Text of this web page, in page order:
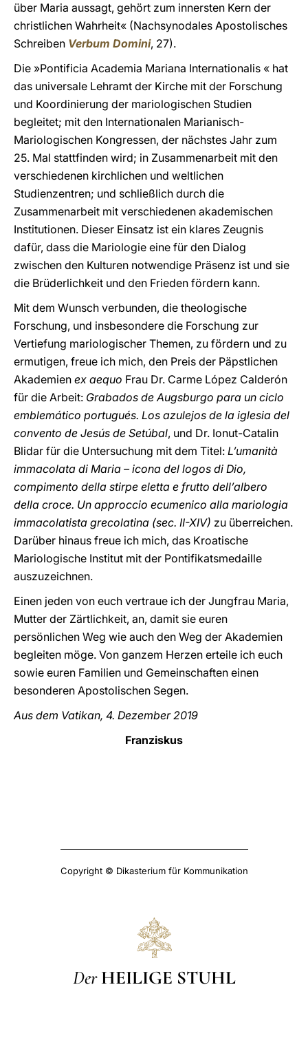
über Maria aussagt, gehört zum innersten Kern der
christlichen Wahrheit« (Nachsynodales Apostolisches
Schreiben Verbum Domini, 27).
Die »Pontificia Academia Mariana Internationalis « hat
das universale Lehramt der Kirche mit der Forschung
und Koordinierung der mariologischen Studien
begleitet; mit den Internationalen Marianisch-
Mariologischen Kongressen, der nächstes Jahr zum
25. Mal stattfinden wird; in Zusammenarbeit mit den
verschiedenen kirchlichen und weltlichen
Studienzentren; und schließlich durch die
Zusammenarbeit mit verschiedenen akademischen
Institutionen. Dieser Einsatz ist ein klares Zeugnis
dafür, dass die Mariologie eine für den Dialog
zwischen den Kulturen notwendige Präsenz ist und sie
die Brüderlichkeit und den Frieden fördern kann.
Mit dem Wunsch verbunden, die theologische
Forschung, und insbesondere die Forschung zur
Vertiefung mariologischer Themen, zu fördern und zu
ermutigen, freue ich mich, den Preis der Päpstlichen
Akademien ex aequo Frau Dr. Carme López Calderón
für die Arbeit: Grabados de Augsburgo para un ciclo
emblemático portugués. Los azulejos de la iglesia del
convento de Jesús de Setúbal, und Dr. Ionut-Catalin
Blidar für die Untersuchung mit dem Titel: L’umanità
immacolata di Maria – icona del logos di Dio,
compimento della stirpe eletta e frutto dell’albero
della croce. Un approccio ecumenico alla mariologia
immacolatista grecolatina (sec. II-XIV) zu überreichen.
Darüber hinaus freue ich mich, das Kroatische
Mariologische Institut mit der Pontifikatsmedaille
auszuzeichnen.
Einen jeden von euch vertraue ich der Jungfrau Maria,
Mutter der Zärtlichkeit, an, damit sie euren
persönlichen Weg wie auch den Weg der Akademien
begleiten möge. Von ganzem Herzen erteile ich euch
sowie euren Familien und Gemeinschaften einen
besonderen Apostolischen Segen.
Aus dem Vatikan, 4. Dezember 2019
Franziskus
Copyright © Dikasterium für Kommunikation
Der HEILIGE STUHL